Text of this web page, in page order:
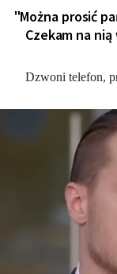
"Można prosić
Czekam na
Dzwoni telefon,